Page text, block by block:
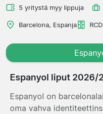
5 yritystä myy lippuja
Barcelona, Espanja
Espanyol liput 2026/
Espanyol on
oma vahva